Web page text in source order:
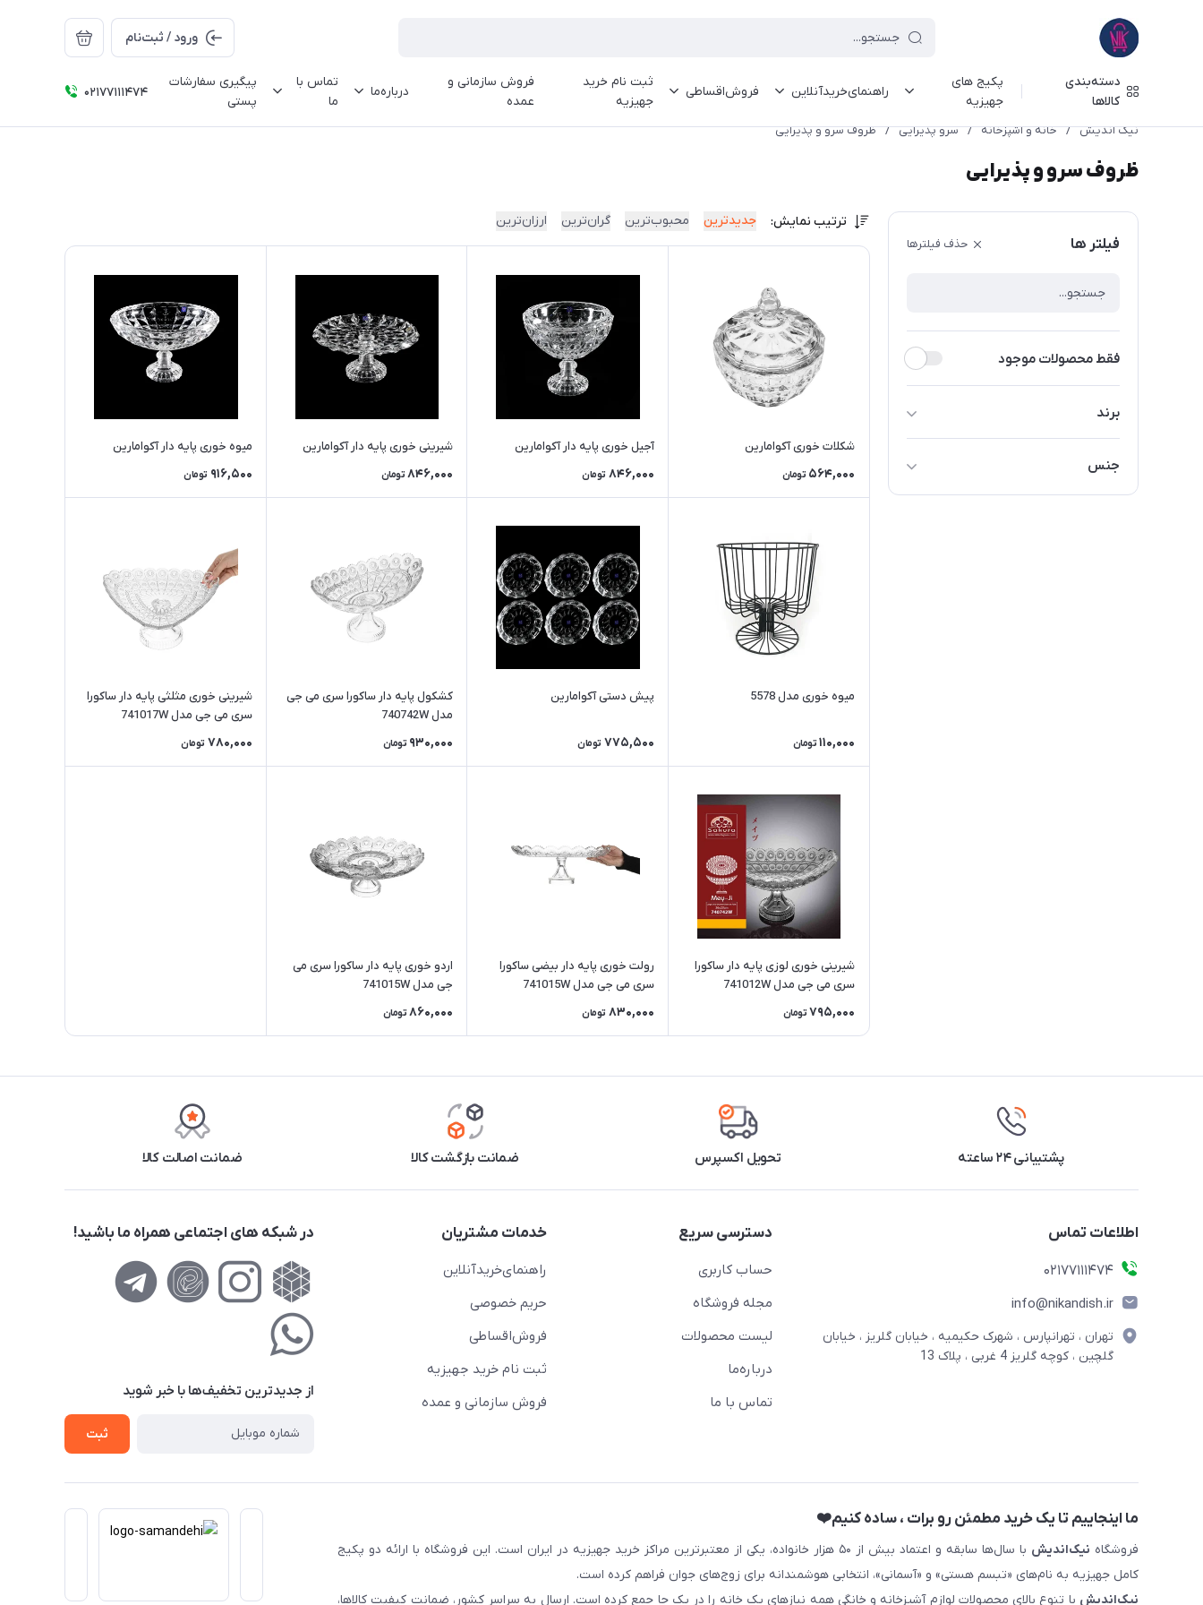
ورود / ثبت‌نام
دسته‌بندی
کالاها
پکیج های
جهیزیه
راهنمای‌خرید‌آنلاین فروش‌اقساطی
ثبت نام خرید
جهیزیه
فروش سازمانی و
عمده
درباره‌ما
تماس با
ما
پیگیری سفارشات
پستی
02177111474
نیک اندیش / خانه و آشپزخانه / سرو پذیرایی / ظروف سرو و پذیرایی
ظروف سرو و پذیرایی
فیلتر ها حذف فیلترها
فقط محصولات موجود
برند
ساکورا
جنس
فلز
ترتیب نمایش: جدیدترین محبوب‌ترین گران‌ترین ارزان‌ترین
شکلات خوری آکوامارین
564,000 تومان
آجیل خوری پایه دار آکوامارین
846,000 تومان
شیرینی خوری پایه دار آکوامارین
846,000 تومان
میوه خوری پایه دار آکوامارین
916,500 تومان
میوه خوری مدل 5578
110,000 تومان
پیش دستی آکوامارین
775,500 تومان
کشکول پایه دار ساکورا سری می جی
مدل 740742W
930,000 تومان
شیرینی خوری مثلثی پایه دار ساکورا
سری می جی مدل 741017W
780,000 تومان
شیرینی خوری لوزی پایه دار ساکورا
سری می جی مدل 741012W
795,000 تومان
رولت خوری پایه دار بیضی ساکورا
سری می جی مدل 741015W
830,000 تومان
اردو خوری پایه دار ساکورا سری می
جی مدل 741015W
860,000 تومان
پشتیبانی ۲۴ ساعته تحویل اکسپرس ضمانت بازگشت کالا ضمانت اصالت کالا
اطلاعات تماس
02177111474
info@nikandish.ir
تهران ، تهرانپارس ، شهرک حکیمیه ، خیابان گلریز ، خیابان
گلچین ، کوچه گلریز 4 غربی ، پلاک 13
دسترسی سریع
حساب کاربری
مجله فروشگاه
لیست محصولات
درباره‌ما
تماس با ما
خدمات مشتریان
راهنمای‌خرید‌آنلاین
حریم خصوصی
فروش‌اقساطی
ثبت نام خرید جهیزیه
فروش سازمانی و عمده
در شبکه های اجتماعی همراه ما باشید!
از جدید‌ترین تخفیف‌ها با‌ خبر شوید
ثبت
ما اینجاییم تا یک خرید مطمئن رو برات ، ساده کنیم❤️
فروشگاه نیک‌اندیش
با سال‌ها سابقه و اعتماد بیش از ۵۰ هزار خانواده، یکی از معتبرترین مراکز خرید جهیزیه در ایران است. این فروشگاه با ارائه دو پکیج
کامل جهیزیه به نام‌های «تبسم هستی» و «آسمانی»، انتخابی هوشمندانه برای زوج‌های جوان فراهم کرده است.
نیک‌اندیش با تنوع بالای محصولات لوازم آشپزخانه و خانگی همه نیازهای یک خانه را در یک جا جمع کرده است. ارسال به سراسر کشور، ضمانت کیفیت کالاها،